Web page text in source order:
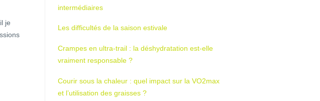
je
intermédiaires
Les difficultés de la saison estivale
Crampes en ultra-trail : la déshydratation est-elle
vraiment responsable ?
Courir sous la chaleur : quel impact sur la VO2max
et l’utilisation des graisses ?